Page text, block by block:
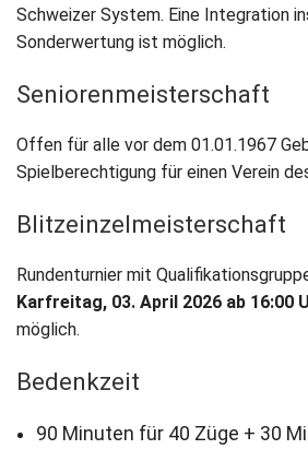
Schweizer System. Eine Integration
Sonderwertung ist möglich.
Seniorenmeisterschaft
Offen für alle vor dem 01.01.1967
Spielberechtigung für einen Verein
Blitzeinzelmeisterschaft
Rundenturnier mit
Karfreitag, 03. April 2026 ab 16:00
möglich.
Bedenkzeit
90 Minuten für 40 Züge + 30